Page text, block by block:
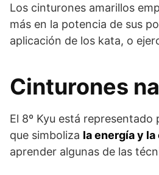
Los cinturones amarillos
más en la potencia de sus
aplicación de los kata, o
Cinturones
El 8º Kyu está representado
que simboliza la energía y
aprender algunas de las